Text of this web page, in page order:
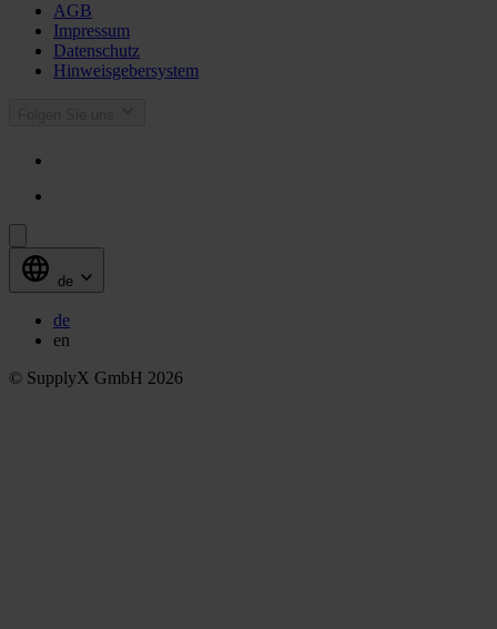
AGB
Impressum
Datenschutz
Hinweisgebersystem
de
de
en
© SupplyX GmbH 2026